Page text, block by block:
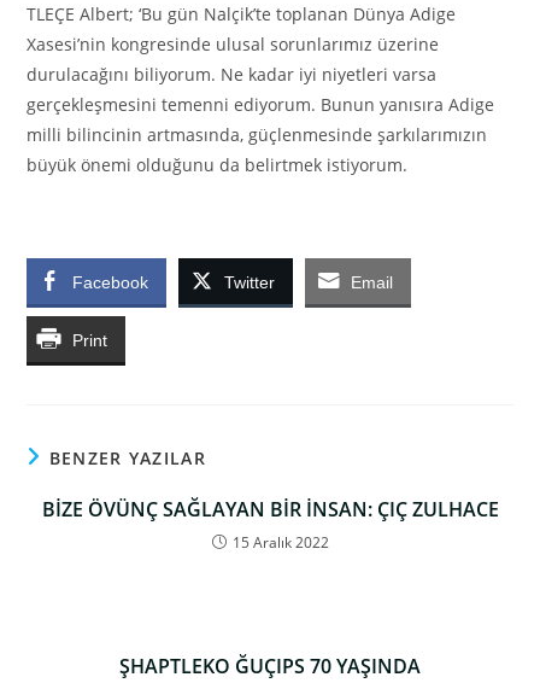
TLEÇE Albert; ‘Bu gün Nalçik’te toplanan Dünya Adige
Xasesi’nin kongresinde ulusal sorunlarımız üzerine
durulacağını biliyorum. Ne kadar iyi niyetleri varsa
gerçekleşmesini temenni ediyorum. Bunun yanısıra Adige
milli bilincinin artmasında, güçlenmesinde şarkılarımızın
büyük önemi olduğunu da belirtmek istiyorum.
Facebook Twitter Email
Print
BENZER YAZILAR
BİZE ÖVÜNÇ SAĞLAYAN BİR İNSAN: ÇIÇ ZULHACE
15 Aralık 2022
ŞHAPTLEKO ĞUÇIPS 70 YAŞINDA